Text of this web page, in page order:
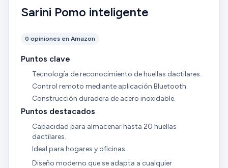
Sarini Pomo inteligente
0 opiniones en Amazon
Puntos clave
Tecnología de reconocimiento de huellas dactilares.
Control remoto mediante aplicación Bluetooth.
Construcción duradera de acero inoxidable.
Puntos destacados
Capacidad para almacenar hasta 20 huellas
dactilares.
Ideal para hogares y oficinas.
Diseño moderno que se adapta a cualquier